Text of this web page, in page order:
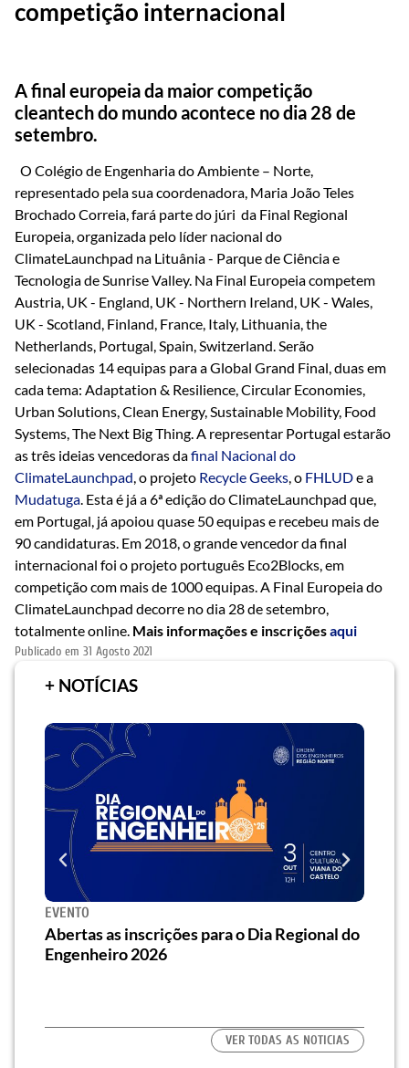
competição internacional
A final europeia da maior competição
cleantech do mundo acontece no dia 28 de
setembro.
O Colégio de Engenharia do Ambiente – Norte,
representado pela sua coordenadora, Maria João Teles
Brochado Correia, fará parte do júri da Final Regional
Europeia, organizada pelo líder nacional do
ClimateLaunchpad na Lituânia - Parque de Ciência e
Tecnologia de Sunrise Valley. Na Final Europeia competem
Austria, UK - England, UK - Northern Ireland, UK - Wales,
UK - Scotland, Finland, France, Italy, Lithuania, the
Netherlands, Portugal, Spain, Switzerland. Serão
selecionadas 14 equipas para a Global Grand Final, duas em
cada tema: Adaptation & Resilience, Circular Economies,
Urban Solutions, Clean Energy, Sustainable Mobility, Food
Systems, The Next Big Thing. A representar Portugal estarão
as três ideias vencedoras dafinal Nacional do
ClimateLaunchpad , o projeto Recycle Geeks , o FHLUDe a
Mudatuga . Esta é já a 6ª edição do ClimateLaunchpad que,
em Portugal, já apoiou quase 50 equipas e recebeu mais de
90 candidaturas. Em 2018, o grande vencedor da final
internacional foi o projeto português Eco2Blocks, em
competição com mais de 1000 equipas. A Final Europeia do
ClimateLaunchpad decorre no dia 28 de setembro,
totalmente online. Mais informações e inscriçõesaqui
Publicado em 31 Agosto 2021
+ NOTÍCIAS
EVENTO
Abertas as inscrições para o Dia Regional do
Engenheiro 2026
VER TODAS AS NOTICIAS